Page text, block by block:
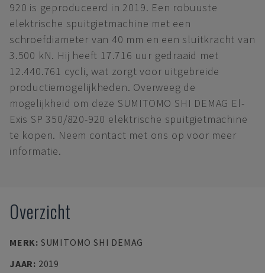
920 is geproduceerd in 2019. Een robuuste
elektrische spuitgietmachine met een
schroefdiameter van 40 mm en een sluitkracht van
3.500 kN. Hij heeft 17.716 uur gedraaid met
12.440.761 cycli, wat zorgt voor uitgebreide
productiemogelijkheden. Overweeg de
mogelijkheid om deze SUMITOMO SHI DEMAG El-
Exis SP 350/820-920 elektrische spuitgietmachine
te kopen. Neem contact met ons op voor meer
informatie.
Overzicht
MERK: SUMITOMO SHI DEMAG
JAAR: 2019